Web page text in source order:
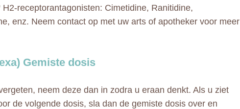
receptorantagonisten: Cimetidine, Ranitidine,
enz. Neem contact op met uw arts of apotheker voor meer
Gemiste dosis
neem deze dan in zodra u eraan denkt. Als u ziet
de volgende dosis, sla dan de gemiste dosis over en